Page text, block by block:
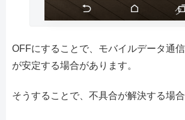
OFFにすることで、モバイルデータ通
が安定する場合があります。
そうすることで、不具合が解決する場合